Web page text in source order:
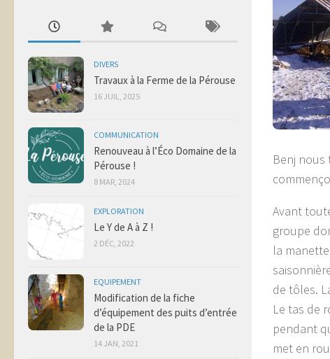
Benj nous
Avant
groupe
la
de tôles.
Le tas de
pendant
met en
DIVERS
Travaux à la Ferme de la Pérouse
16 JUIL, 2025
COMMUNICATION
Renouveau à l’Éco Domaine de la
Pérouse !
8 MAR, 2024
EXPLORATION
Le Y de A à Z !
2 DÉC, 2022
EQUIPEMENT
Modification de la fiche
d’équipement des puits d’entrée
de la PDE
14 JAN, 2021